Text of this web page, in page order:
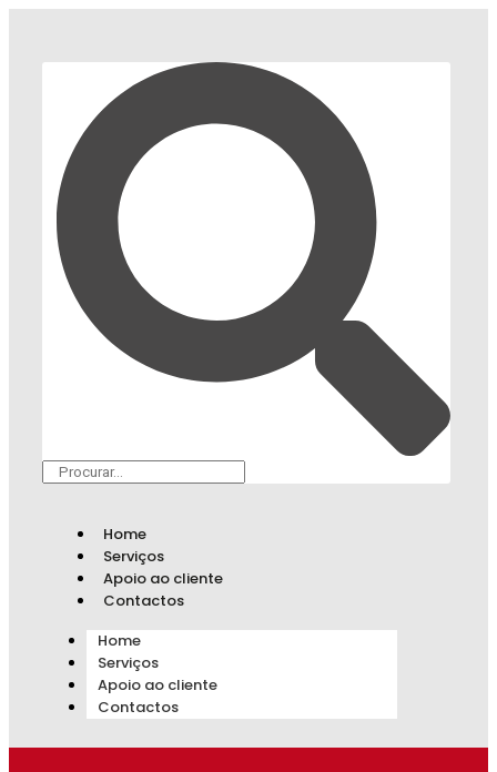
Home
Serviços
Apoio ao cliente
Contactos
Home
Serviços
Apoio ao cliente
Contactos